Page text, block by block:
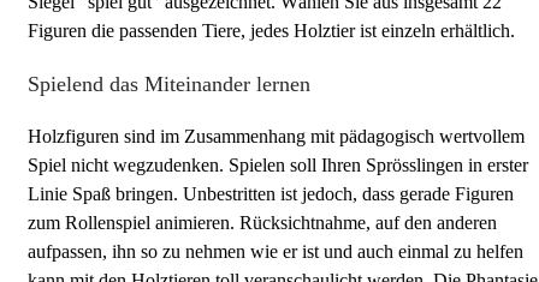
Figuren die passenden Tiere, jedes Holztier ist einzeln erhältlich.
Spielend das Miteinander lernen
Holzfiguren sind im Zusammenhang mit pädagogisch wertvollem
Spiel nicht wegzudenken. Spielen soll Ihren Sprösslingen in erster
Linie Spaß bringen. Unbestritten ist jedoch, dass gerade Figuren
zum Rollenspiel animieren. Rücksichtnahme, auf den anderen
aufpassen, ihn so zu nehmen wie er ist und auch einmal zu helfen